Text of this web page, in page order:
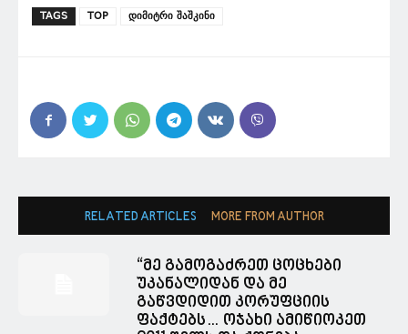
TAGS TOP დიმიტრი შაშკინი
RELATED ARTICLES MORE FROM AUTHOR
“მე გამოგაძრეთ ცოცხები
უკანალიდან და მე
გაწვდიდით კორუფციის
ფაქტებს… ოჯახი ამიწიოკეთ